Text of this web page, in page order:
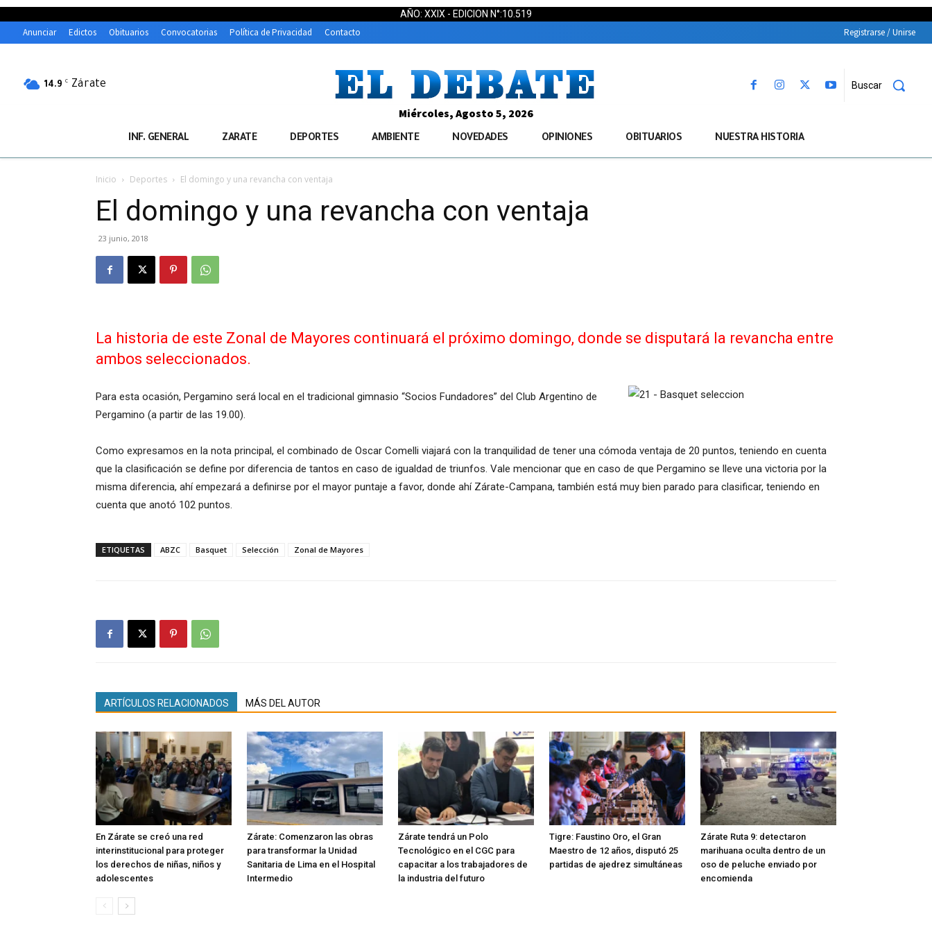
AÑO: XXIX - EDICION N°:10.519
Anunciar Edictos Obituarios Convocatorias Política de Privacidad Contacto Registrarse / Unirse
14.9 C Zárate Buscar
Miércoles, Agosto 5, 2026
INF. GENERAL ZARATE DEPORTES AMBIENTE NOVEDADES OPINIONES OBITUARIOS NUESTRA HISTORIA
Inicio Deportes El domingo y una revancha con ventaja
El domingo y una revancha con ventaja
23 junio, 2018
La historia de este Zonal de Mayores continuará el próximo domingo, donde se disputará la revancha entre
ambos seleccionados.
Para esta ocasión, Pergamino será local en el tradicional gimnasio “Socios Fundadores” del Club Argentino de
Pergamino (a partir de las 19.00).
Como expresamos en la nota principal, el combinado de Oscar Comelli viajará con la tranquilidad de tener una cómoda ventaja de 20 puntos, teniendo en cuenta
que la clasificación se define por diferencia de tantos en caso de igualdad de triunfos. Vale mencionar que en caso de que Pergamino se lleve una victoria por la
misma diferencia, ahí empezará a definirse por el mayor puntaje a favor, donde ahí Zárate-Campana, también está muy bien parado para clasificar, teniendo en
cuenta que anotó 102 puntos.
ETIQUETAS ABZC Basquet Selección Zonal de Mayores
ARTÍCULOS RELACIONADOS MÁS DEL AUTOR
En Zárate se creó una red
interinstitucional para proteger
los derechos de niñas, niños y
adolescentes
Zárate: Comenzaron las obras
para transformar la Unidad
Sanitaria de Lima en el Hospital
Intermedio
Zárate tendrá un Polo
Tecnológico en el CGC para
capacitar a los trabajadores de
la industria del futuro
Tigre: Faustino Oro, el Gran
Maestro de 12 años, disputó 25
partidas de ajedrez simultáneas
Zárate Ruta 9: detectaron
marihuana oculta dentro de un
oso de peluche enviado por
encomienda